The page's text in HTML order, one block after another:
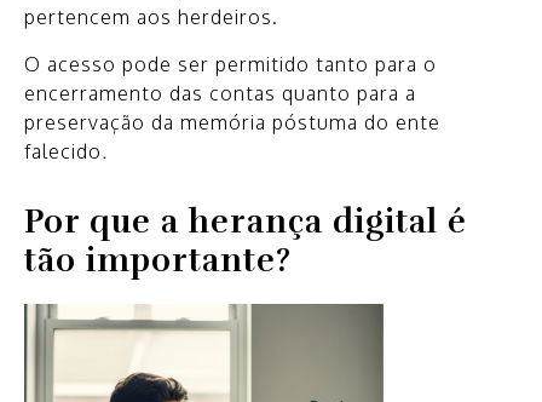
pertencem aos herdeiros.
O acesso pode ser permitido tanto para o
encerramento das contas quanto para a
preservação da memória póstuma do ente
falecido.
Por que aherança digital é
tão importante?